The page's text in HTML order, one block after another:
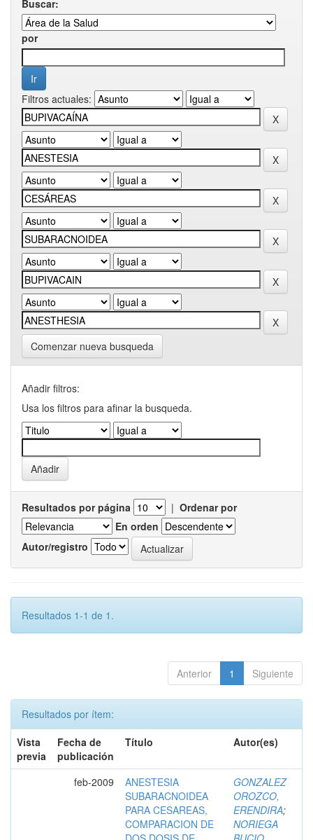
Buscar:
por
Filtros actuales:
Comenzar nueva busqueda
Añadir filtros:
Usa los filtros para afinar la busqueda.
Resultados por página | Ordenar por
En orden
Autor/registro
Resultados 1-1 de 1.
Anterior 1 Siguiente
Resultados por ítem:
Vista
previa
Fecha de
publicación
Título Autor(es)
feb-2009
ANESTESIA
SUBARACNOIDEA
PARA CESAREAS,
COMPARACION DE
GONZALEZ
OROZCO,
ERENDIRA;
NORIEGA